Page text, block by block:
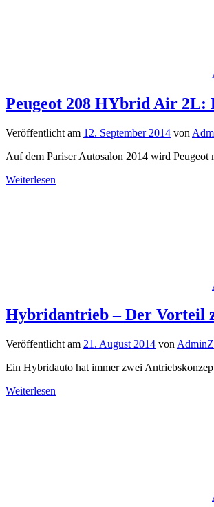
Peugeot 208 HYbrid Air 2L:
Veröffentlicht am 12. September 2014 von
Auf dem Pariser Autosalon 2014 wird
Weiterlesen
Hybridantrieb – Der Vorteil
Veröffentlicht am 21. August 2014 von
Ein Hybridauto hat immer zwei
Weiterlesen